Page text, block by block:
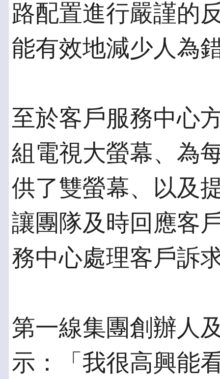
路配置進行嚴謹的
能有效地減少人為
至於客戶服務中心
組電視大螢幕、為
供了雙螢幕、以及
讓團隊及時回應客
務中心處理客戶訴
第一線集團創辦人
示：「我很高興能